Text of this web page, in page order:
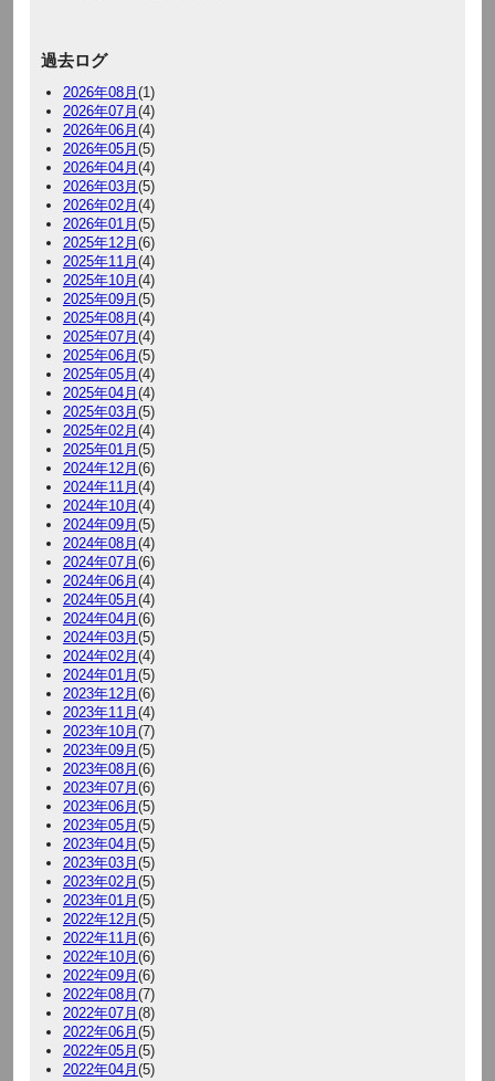
過去ログ
2026年08月 (1)
2026年07月 (4)
2026年06月 (4)
2026年05月 (5)
2026年04月 (4)
2026年03月 (5)
2026年02月 (4)
2026年01月 (5)
2025年12月 (6)
2025年11月 (4)
2025年10月 (4)
2025年09月 (5)
2025年08月 (4)
2025年07月 (4)
2025年06月 (5)
2025年05月 (4)
2025年04月 (4)
2025年03月 (5)
2025年02月 (4)
2025年01月 (5)
2024年12月 (6)
2024年11月 (4)
2024年10月 (4)
2024年09月 (5)
2024年08月 (4)
2024年07月 (6)
2024年06月 (4)
2024年05月 (4)
2024年04月 (6)
2024年03月 (5)
2024年02月 (4)
2024年01月 (5)
2023年12月 (6)
2023年11月 (4)
2023年10月 (7)
2023年09月 (5)
2023年08月 (6)
2023年07月 (6)
2023年06月 (5)
2023年05月 (5)
2023年04月 (5)
2023年03月 (5)
2023年02月 (5)
2023年01月 (5)
2022年12月 (5)
2022年11月 (6)
2022年10月 (6)
2022年09月 (6)
2022年08月 (7)
2022年07月 (8)
2022年06月 (5)
2022年05月 (5)
2022年04月 (5)